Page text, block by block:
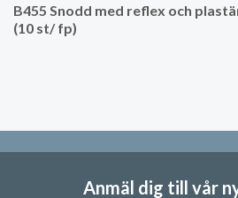
B455 Snodd med reflex och
(10 st/ fp)
Anmäl dig till vår